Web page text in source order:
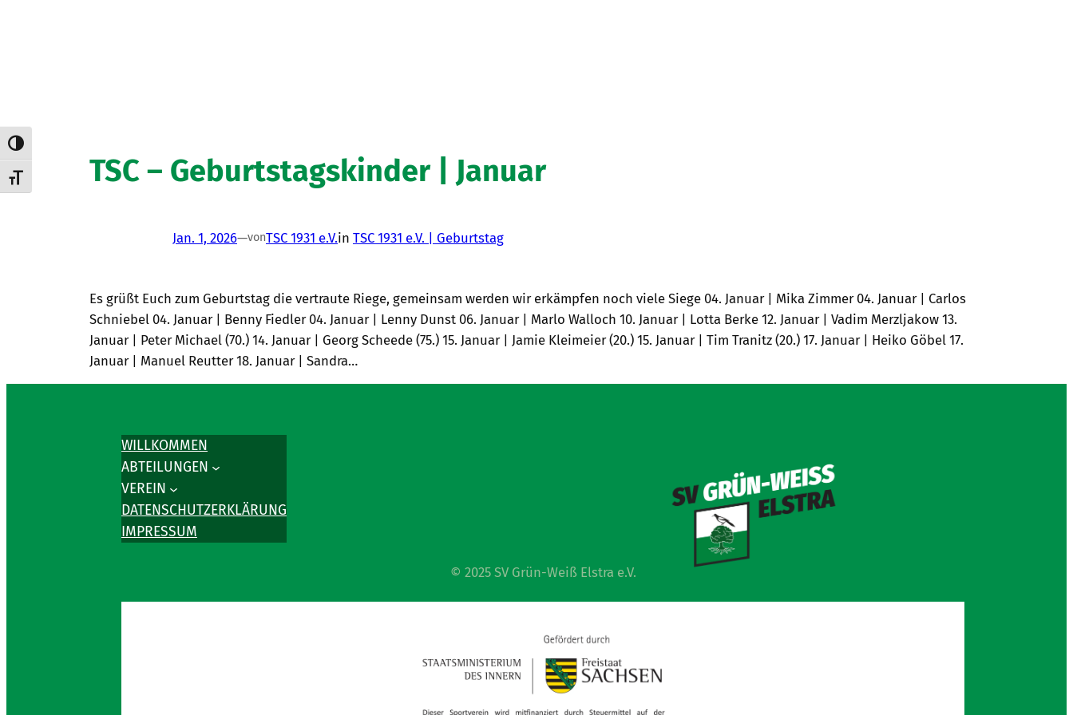
Umschalten auf hohe Kontraste
Schrift vergrößernTSC – Geburtstagskinder | Januar
Jan. 1, 2026—vonTSC 1931 e.V.in TSC 1931 e.V. | Geburtstag
Es grüßt Euch zum Geburtstag die vertraute Riege, gemeinsam werden wir erkämpfen noch viele Siege 04. Januar | Mika Zimmer 04. Januar | Carlos
Schniebel 04. Januar | Benny Fiedler 04. Januar | Lenny Dunst 06. Januar | Marlo Walloch 10. Januar | Lotta Berke 12. Januar | Vadim Merzljakow 13.
Januar | Peter Michael (70.) 14. Januar | Georg Scheede (75.) 15. Januar | Jamie Kleimeier (20.) 15. Januar | Tim Tranitz (20.) 17. Januar | Heiko Göbel 17.
Januar | Manuel Reutter 18. Januar | Sandra…
WILLKOMMEN
ABTEILUNGEN
VEREIN
DATENSCHUTZERKLÄRUNG
IMPRESSUM
© 2025 SV Grün-Weiß Elstra e.V.